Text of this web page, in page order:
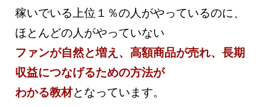
稼いでいる上位１％の人がやっているのに、
ほとんどの人がやっていない
ファンが自然と増え、高額商品が売れ、長期
収益につなげるための方法が
わかる教材となっています。